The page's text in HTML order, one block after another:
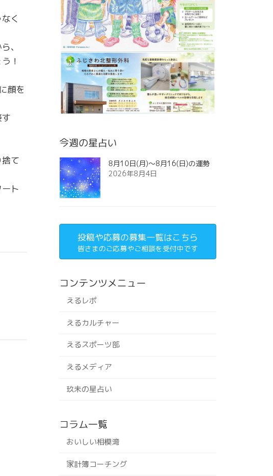
く
、
！
顔を
て
ト
今週の星占い
8月10日(月)～8月16(日)の運勢
2026年8月4日
投稿や応募の募集一覧はこちら
皆さまのご応募やご相談を受付中です
コンテンツメニュー
えるレポ
えるカルチャー
えるスポーツ部
えるメディア
玖未の星占い
コラム一覧
おいしい相模湾
家計簿コーチング